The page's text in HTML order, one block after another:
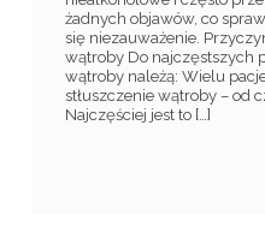
żadnych objawów, co
się niezauważenie.
wątroby Do najczęstszych
wątroby należą: Wielu
stłuszczenie wątroby – od
Najczęściej jest to […]